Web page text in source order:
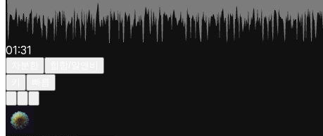
01:31